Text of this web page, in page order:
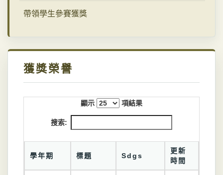
帶領學生參賽獲獎
獲獎榮譽
顯示 項結果
搜索:
學年期 標題 Sdgs
更新
時間